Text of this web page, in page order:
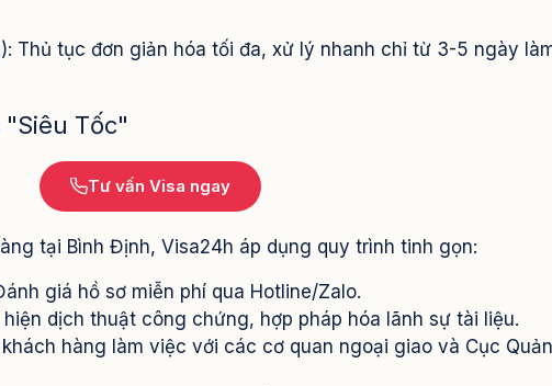
Thủ tục đơn giản hóa tối đa, xử lý nhanh chỉ từ 3-5 ngày
Tốc"
Tư vấn Visa ngay
tại Bình Định, Visa24h áp dụng quy trình tinh gọn:
giá hồ sơ miễn phí qua Hotline/Zalo.
dịch thuật công chứng, hợp pháp hóa lãnh sự tài liệu.
hàng làm việc với các cơ quan ngoại giao và Cục